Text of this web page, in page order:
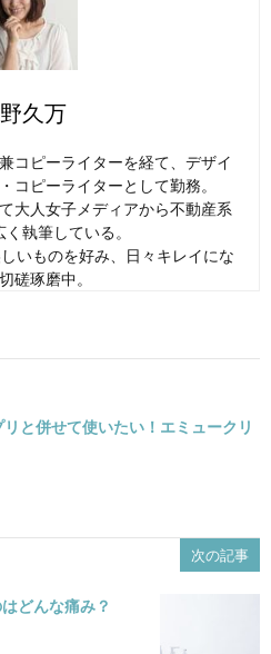
久万
コピーライターを経て、デザイ
コピーライターとして勤務。
大人女子メディアから不動産系
執筆している。
いものを好み、日々キレイにな
磋琢磨中。
と併せて使いたい！エミュークリ
次の記事
どんな痛み？